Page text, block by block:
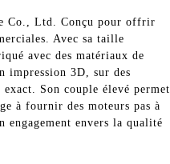
Co., Ltd. Conçu pour offrir
Avec sa taille
avec des matériaux de
3D, sur des
Son couple élevé permet
à fournir des moteurs pas à
engagement envers la qualité